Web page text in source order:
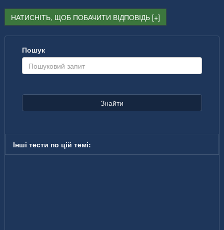
НАТИСНІТЬ, ЩОБ ПОБАЧИТИ ВІДПОВІДЬ
Пошук
Знайти
Інші тести по цій темі: